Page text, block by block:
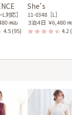
対応］
(税込)
4.5(95)
She’s
11-0348［L］
３泊４日 ￥6,480 (
4.2